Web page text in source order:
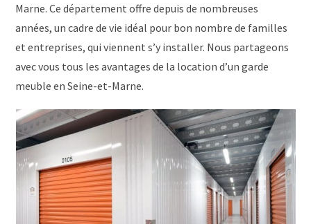
Marne. Ce département offre depuis de nombreuses
années, un cadre de vie idéal pour bon nombre de familles
et entreprises, qui viennent s’y installer. Nous partageons
avec vous tous les avantages de la location d’un garde
meuble en Seine-et-Marne.